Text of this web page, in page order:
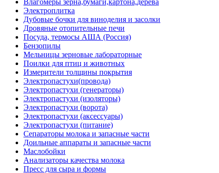
Электроплитка
Дубовые бочки для виноделия и засолки
Дровяные отопительные печи
Посуда, термосы АША (Россия)
Бензопилы
Мельницы зерновые лабораторные
Поилки для птиц и животных
Измерители толщины покрытия
Электропастухи(провода)
Электропастухи (генераторы)
Электропастухи (изоляторы)
Электропастухи (ворота)
Электропастухи (аксессуары)
Электропастухи (питание)
Сепараторы молока и запасные части
Доильные аппараты и запасные части
Маслобойки
Анализаторы качества молока
Пресс для сыра и формы